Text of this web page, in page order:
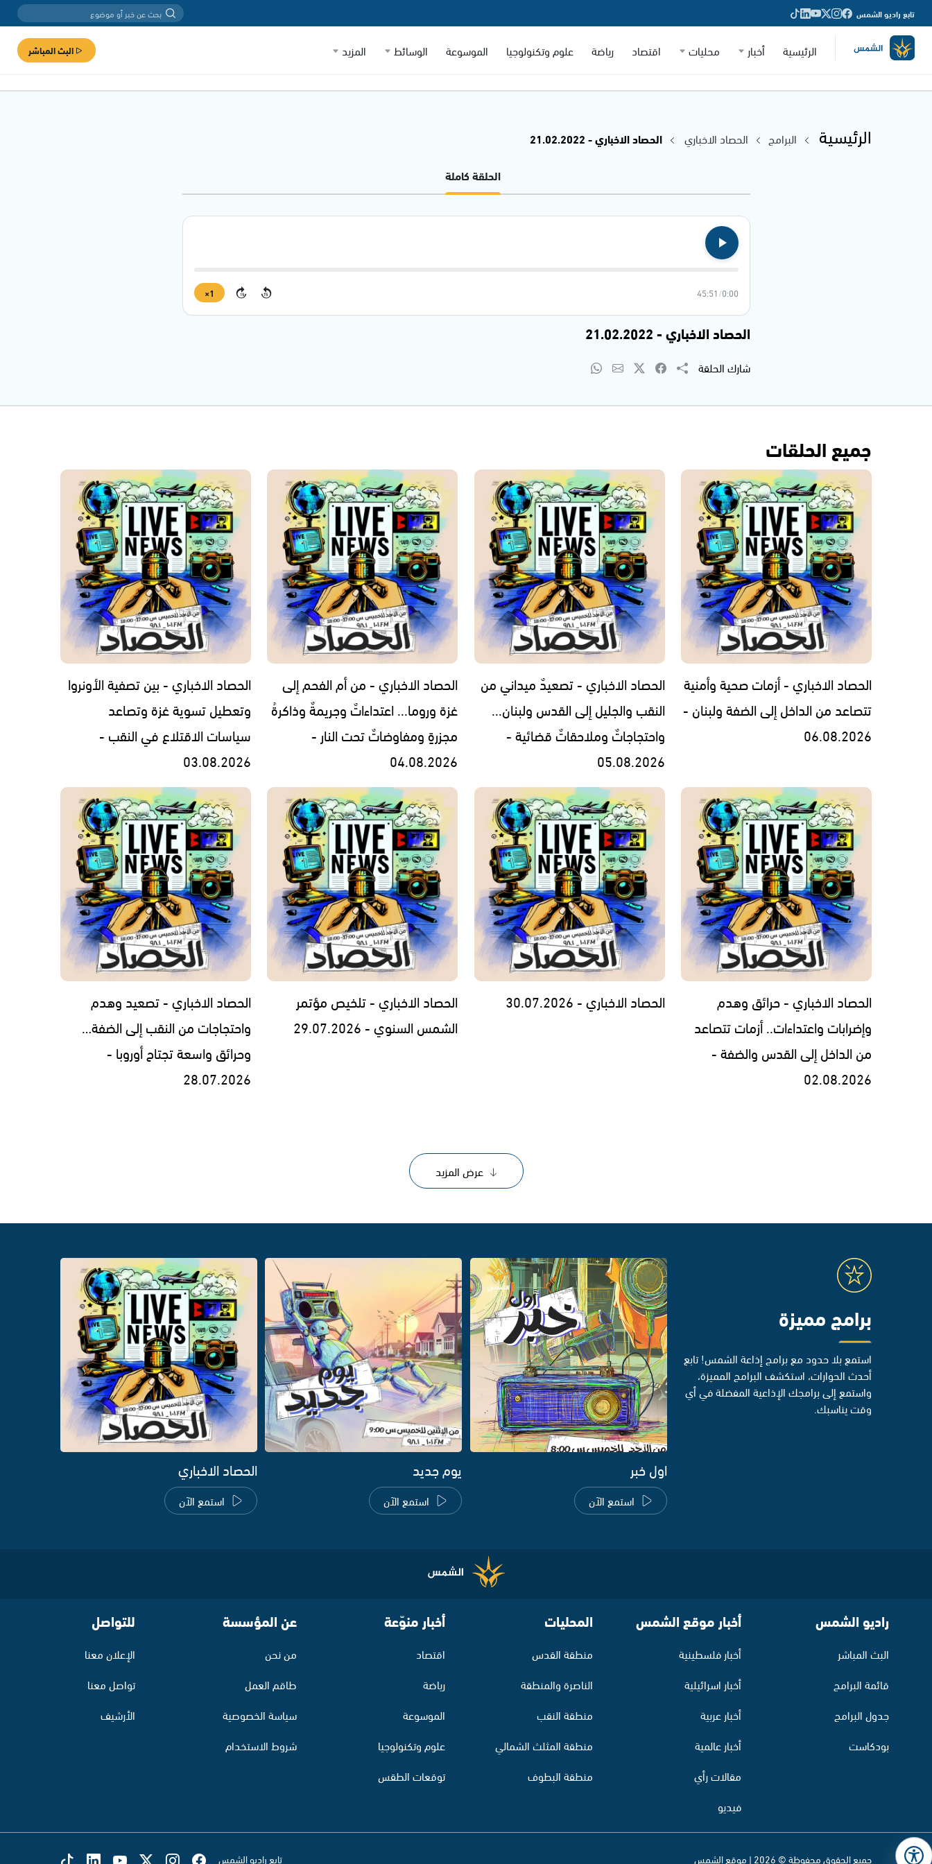
تابع راديو الشمس
الرئيسية أخبار محليات اقتصاد رياضة علوم وتكنولوجيا الموسوعة الوسائط المزيد البث المباشر
الرئيسية البرامج الحصاد الاخباري
الحصاد الاخباري - 21.02.2022
الحلقة كاملة
0:00
/
45:51
15
15
1×
الحصاد الاخباري - 21.02.2022
شارك الحلقة
جميع الحلقات
الحصاد الاخباري - أزمات صحية وأمنية
تتصاعد من الداخل إلى الضفة ولبنان -
06.08.2026
الحصاد الاخباري - تصعيدٌ ميداني من
النقب والجليل إلى القدس ولبنان...
واحتجاجاتٌ وملاحقاتٌ قضائية -
05.08.2026
الحصاد الاخباري - من أم الفحم إلى
غزة وروما... اعتداءاتٌ وجريمةٌ وذاكرةُ
مجزرةٍ ومفاوضاتٌ تحت النار -
04.08.2026
الحصاد الاخباري - بين تصفية الأونروا
وتعطيل تسوية غزة وتصاعد
سياسات الاقتلاع في النقب -
03.08.2026
الحصاد الاخباري - حرائق وهدم
وإضرابات واعتداءات.. أزمات تتصاعد
من الداخل إلى القدس والضفة -
02.08.2026
الحصاد الاخباري - 30.07.2026
الحصاد الاخباري - تلخيص مؤتمر
الشمس السنوي - 29.07.2026
الحصاد الاخباري - تصعيد وهدم
واحتجاجات من النقب إلى الضفة…
وحرائق واسعة تجتاح أوروبا -
28.07.2026
عرض المزيد
برامج مميزة
استمع بلا حدود مع برامج إذاعة الشمس! تابع
أحدث الحوارات، استكشف البرامج المميزة،
واستمع إلى برامجك الإذاعية المفضلة في أي
وقت يناسبك.
اول خبر
استمع الآن
يوم جديد
استمع الآن
الحصاد الاخباري
استمع الآن
راديو الشمس
البث المباشر
قائمة البرامج
جدول البرامج
بودكاست
أخبار موقع الشمس
أخبار فلسطينية
أخبار اسرائيلية
أخبار عربية
أخبار عالمية
مقالات رأي
فيديو
المحليات
منطقة القدس
الناصرة والمنطقة
منطقة النقب
منطقة المثلث الشمالي
منطقة البطوف
أخبار منوّعة
اقتصاد
رياضة
الموسوعة
علوم وتكنولوجيا
توقعات الطقس
عن المؤسسة
من نحن
طاقم العمل
سياسة الخصوصية
شروط الاستخدام
للتواصل
الإعلان معنا
تواصل معنا
الأرشيف
جميع الحقوق محفوظة © 2026 | موقع الشمس تابع راديو الشمس